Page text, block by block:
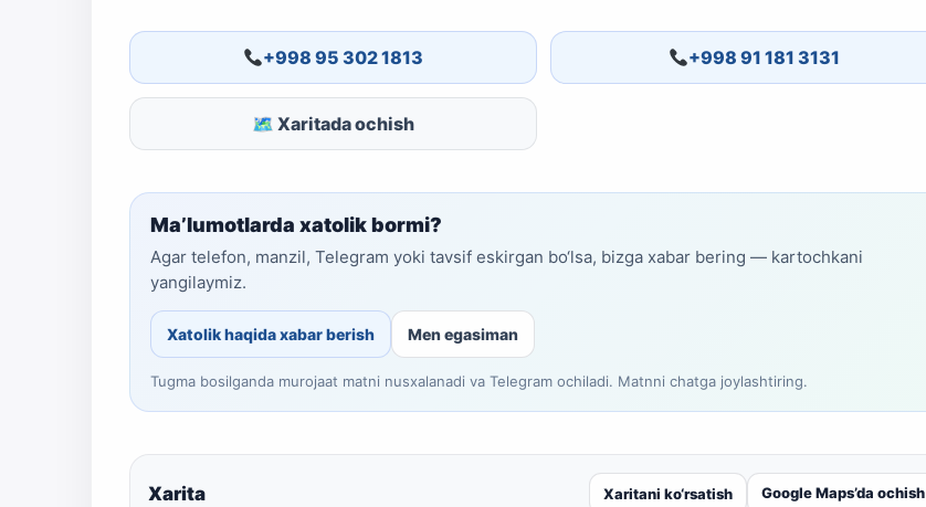
+998 95 302 1813 +998 91 181 3131
🗺 Xaritada ochish
Ma’lumotlarda xatolik bormi?
Agar telefon, manzil, Telegram yoki tavsif eskirgan bo‘lsa, bizga xabar bering — kartochkani
yangilaymiz.
Xatolik haqida xabar berish Men egasiman
Tugma bosilganda murojaat matni nusxalanadi va Telegram ochiladi. Matnni chatga joylashtiring.
Xarita Xaritani ko‘rsatish Google Maps’da ochish